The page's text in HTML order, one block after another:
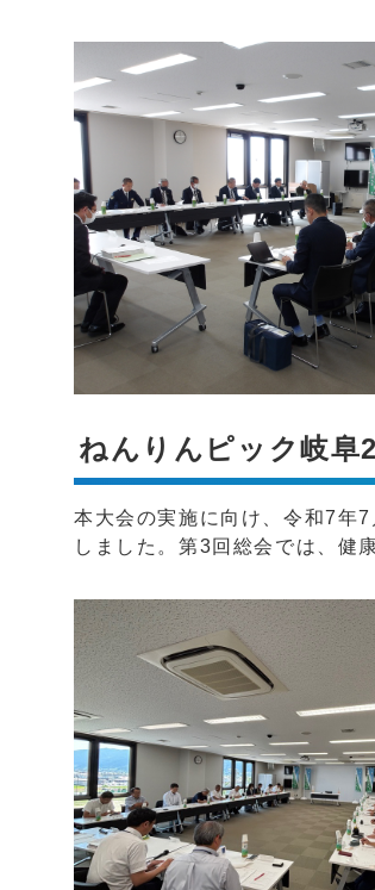
ねんりんピック岐阜
本大会の実施に向け、令和7年
しました。第3回総会では、健